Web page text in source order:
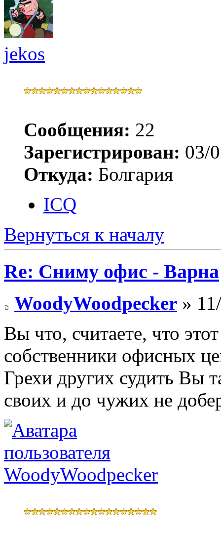
jekos
Сообщения: 22
Зарегистрирован: 03/
Откуда: Болгария
ICQ
Вернуться к началу
Re: Сниму офис - Варна
WoodyWoodpecker »
Вы что, считаете, что
собственники офисных
Грехи других судить Вы
своих и до чужих не
WoodyWoodpecker